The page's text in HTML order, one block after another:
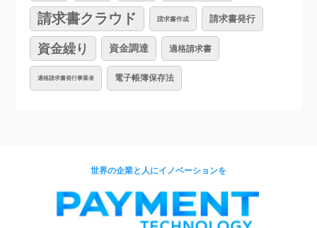
請求書クラウド 請求書作成 請求書発行
資金繰り 資金調達 適格請求書
適格請求書発行事業者 電子帳簿保存法
世界の企業と人にイノベーションを